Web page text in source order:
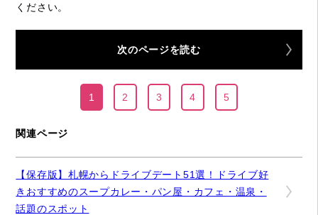
ください。
次のページを読む
1 2 3 4 5
関連ページ
【保存版】札幌からドライブデート51選！ドライブ好
きおすすめのスープカレー・パン屋・カフェ・温泉・
話題のスポット